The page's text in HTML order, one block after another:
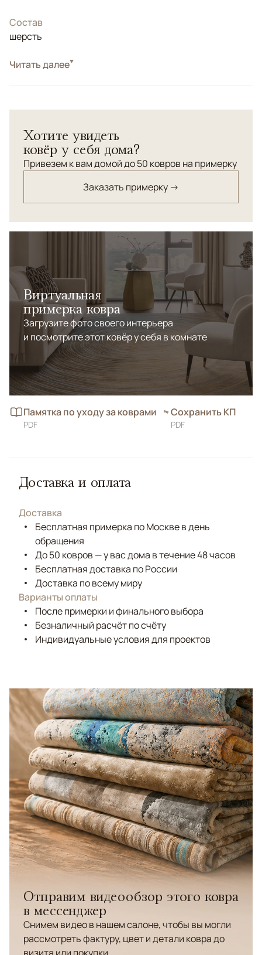
Состав
шерсть
ЦветаЖелтый, Коричневый/Терракотовый
Ковер из коллекции "Салтани".</br> Соткан по заказу
узлов для данного типа ковров. </br> Натуральные
красители. </br> Шерсть высшей категории
Читать далее
Хотите увидеть
ковёр у себя дома?
Привезем к вам домой до 50 ковров на примерку
Заказать примерку →
Виртуальная
примерка ковра
Загрузите фото своего интерьера
и посмотрите этот ковёр у себя в комнате
Памятка по уходу за коврами
PDF
Сохранить КП
PDF
Доставка и оплата
Доставка
Бесплатная примерка по Москве в день
обращения
До 50 ковров — у вас дома в течение 48 часов
Бесплатная доставка по России
Доставка по всему миру
Варианты оплаты
После примерки и финального выбора
Безналичный расчёт по счёту
Индивидуальные условия для проектов
Отправим видеообзор этого ковра
в мессенджер
Снимем видео в нашем салоне, чтобы вы могли
рассмотреть фактуру, цвет и детали ковра до